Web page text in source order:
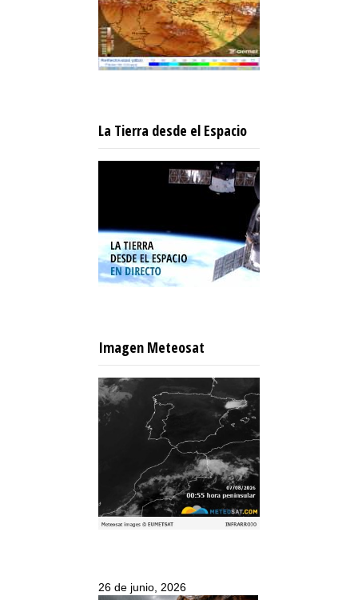
La Tierra desde el Espacio
Imagen Meteosat
26 de junio, 2026